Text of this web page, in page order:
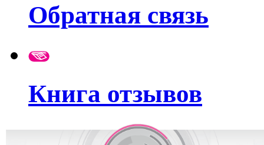
Обратная связь
Книга отзывов